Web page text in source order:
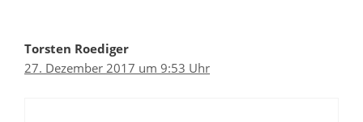
Torsten Roediger
27. Dezember 2017 um 9:53 Uhr